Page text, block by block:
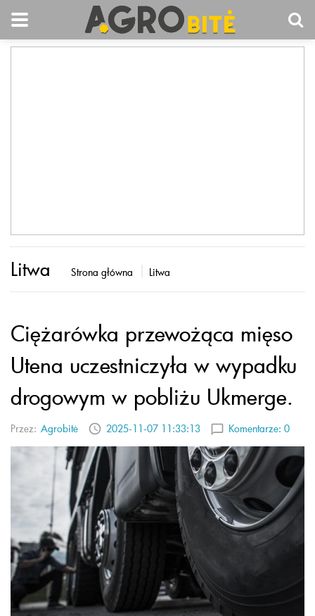
Litwa Strona główna Litwa
Ciężarówka przewożąca mięso
Utena uczestniczyła w wypadku
drogowym w pobliżu Ukmerge.
Przez: Agrobitė 2025-11-07 11:33:13 Komentarze: 0